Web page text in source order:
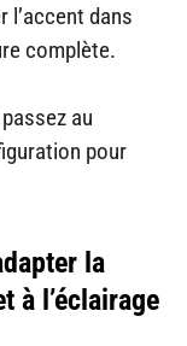
l’accent dans
complète.
au
pour
la
à l’éclairage